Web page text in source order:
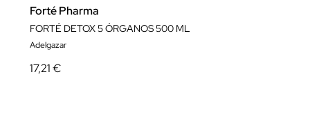
Forté Pharma
FORTÉ DETOX 5 ÓRGANOS 500 ML
Adelgazar
17,21 €